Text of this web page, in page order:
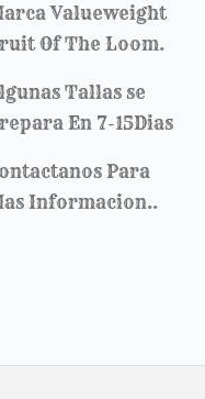
Valueweight
Of The Loom.
Tallas se
En 7-15Dias
Para
Informacion..